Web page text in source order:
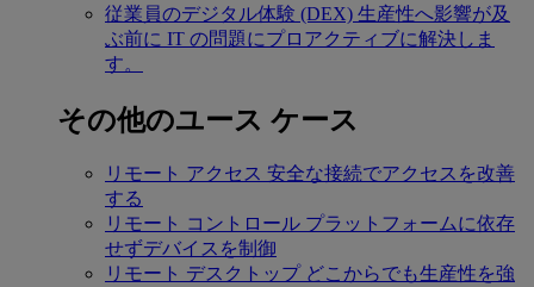
従業員のデジタル体験 (DEX) 生産性へ影響が及
ぶ前に IT の問題にプロアクティブに解決しま
す。
その他のユース ケース
リモート アクセス 安全な接続でアクセスを改善
する
リモート コントロール プラットフォームに依存
せずデバイスを制御
リモート デスクトップ どこからでも生産性を強